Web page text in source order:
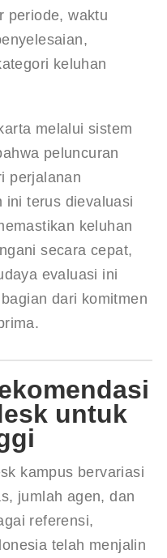
periode, waktu
keluhan
melalui sistem
peluncuran
perjalanan
ini terus dievaluasi
keluhan
secara cepat,
evaluasi ini
dari komitmen
untuk
kampus bervariasi
jumlah agen, dan
referensi,
telah menjalin